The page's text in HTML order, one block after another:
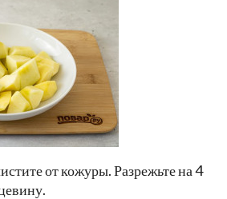
от кожуры. Разрежьте на 4